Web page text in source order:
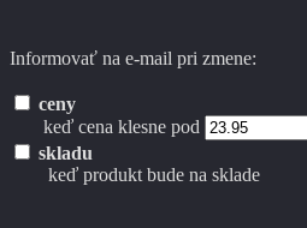
Informovať na e-mail pri zmene:
ceny
keď cena klesne pod
skladu
keď produkt bude na sklade